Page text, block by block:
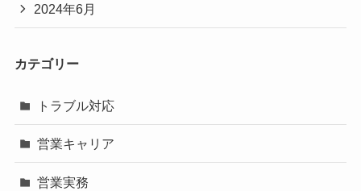
2024年6月
カテゴリー
トラブル対応
営業キャリア
営業実務